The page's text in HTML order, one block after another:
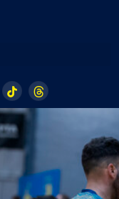
TikTokThreads